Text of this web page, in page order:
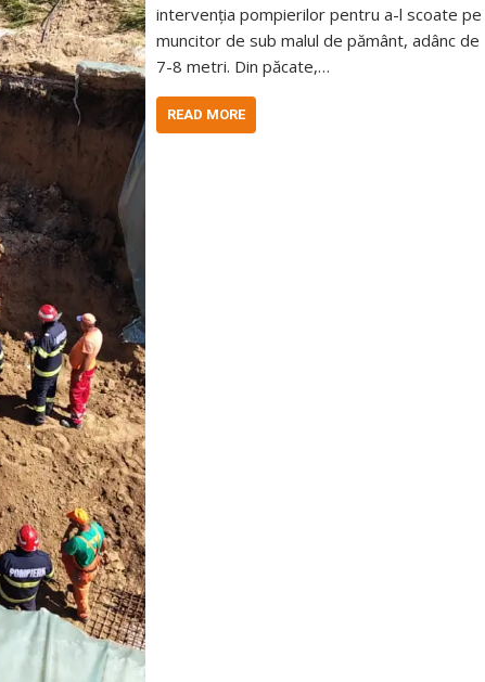
intervenția pompierilor pentru a-l scoate pe
muncitor de sub malul de pământ, adânc de
7-8 metri. Din păcate,…
READ MORE